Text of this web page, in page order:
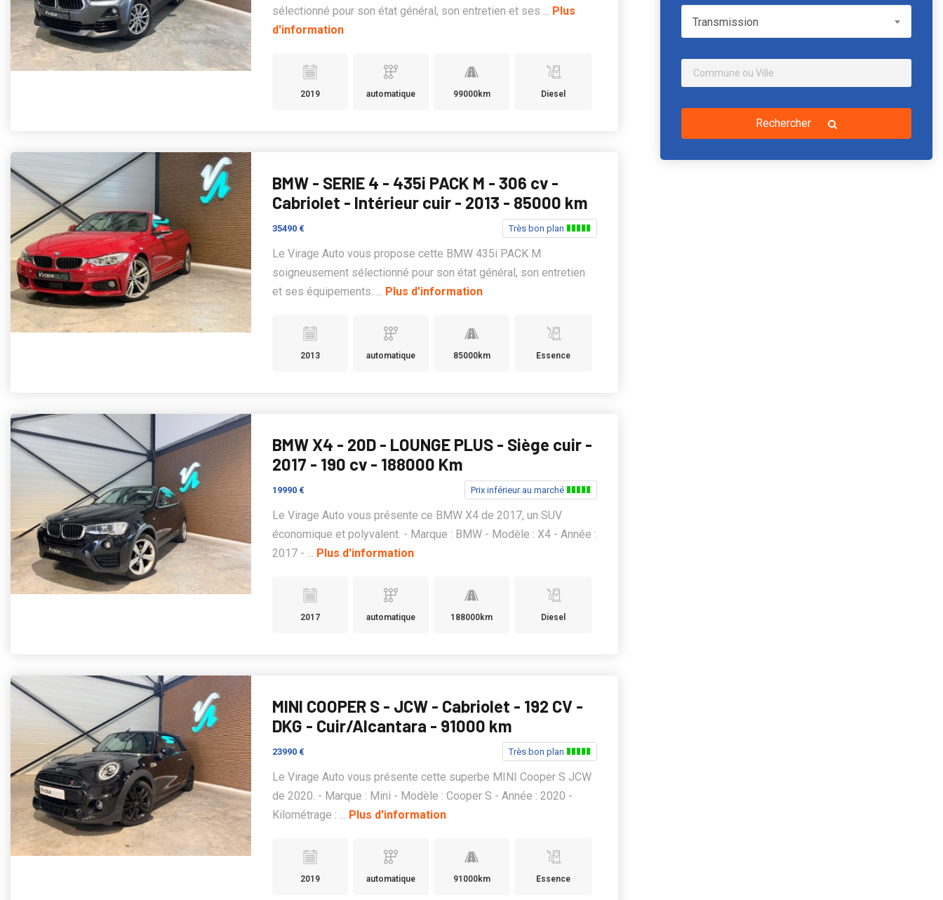
sélectionné pour son état général, son entretien et ses ... Plus
d'information
2019 automatique 99000km Diesel
BMW - SERIE 4 - 435i PACK M - 306 cv -
Cabriolet - Intérieur cuir - 2013 - 85000 km
35490 € Très bon plan
Le Virage Auto vous propose cette BMW 435i PACK M
soigneusement sélectionné pour son état général, son entretien
et ses équipements. ... Plus d'information
2013 automatique 85000km Essence
BMW X4 - 20D - LOUNGE PLUS - Siège cuir -
2017 - 190 cv - 188000 Km
19990 € Prix inférieur au marché
Le Virage Auto vous présente ce BMW X4 de 2017, un SUV
économique et polyvalent. - Marque : BMW - Modèle : X4 - Année :
2017 - ... Plus d'information
2017 automatique 188000km Diesel
MINI COOPER S - JCW - Cabriolet - 192 CV -
DKG - Cuir/Alcantara - 91000 km
23990 € Très bon plan
Le Virage Auto vous présente cette superbe MINI Cooper S JCW
de 2020. - Marque : Mini - Modèle : Cooper S - Année : 2020 -
Kilométrage : ... Plus d'information
2019 automatique 91000km Essence
TransmissionTransmission
Rechercher